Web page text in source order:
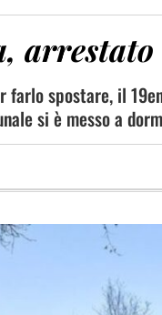
farlo spostare, il
si è messo a